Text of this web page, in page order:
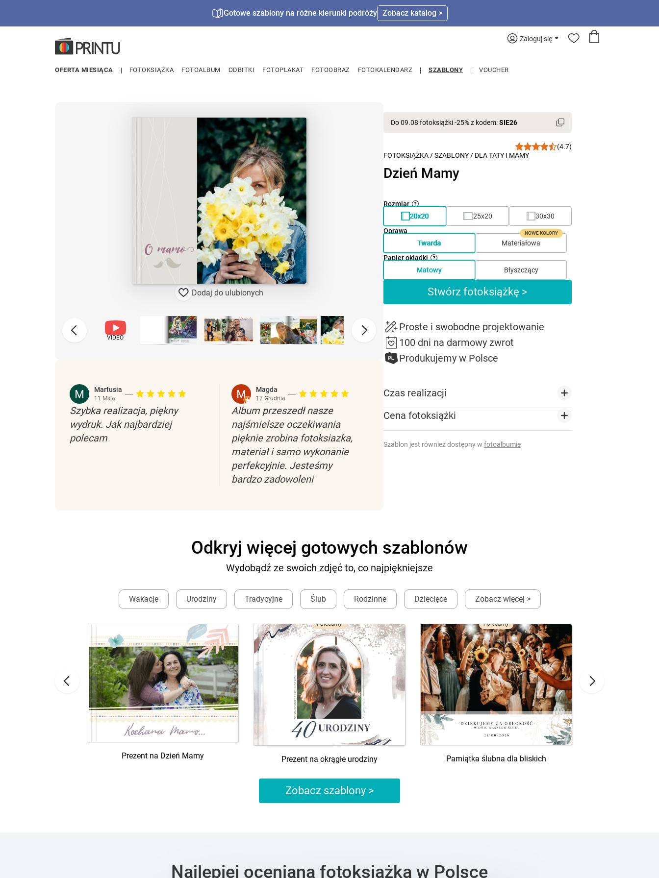
Gotowe szablony na różne kierunki podróży Zobacz katalog >
Zaloguj się
OFERTA MIESIĄCA FOTOKSIĄŻKA FOTOALBUM ODBITKI FOTOPLAKAT FOTOOBRAZ FOTOKALENDARZ SZABLONY VOUCHER
Dodaj do ulubionych
VIDEO
Martusia
11 Maja
Szybka realizacja, piękny
wydruk. Jak najbardziej
polecam
Magda
17 Grudnia
Album przeszedł nasze
najśmielsze oczekiwania
pięknie zrobina fotoksiazka,
materiał i samo wykonanie
perfekcyjnie. Jesteśmy
bardzo zadowoleni
Do 09.08 fotoksiążki -25% z kodem:SIE26
FOTOKSIĄŻKA /SZABLONY / DLA TATY I MAMY
(4.7)
Dzień Mamy
Rozmiar
20x20
25x20
30x30
Oprawa
Twarda
Materiałowa
NOWE KOLORY
Papier okładki
Matowy
Błyszczący
Stwórz fotoksiążkę >
Proste i swobodne projektowanie
100 dni na darmowy zwrot
Produkujemy w Polsce
Czas realizacji
Cena fotoksiążki
Szablon jest również dostępny w fotoalbumie
Odkryj więcej gotowych szablonów
Wydobądź ze swoich zdjęć to, co najpiękniejsze
Wakacje Urodziny Tradycyjne Ślub Rodzinne Dziecięce Zobacz więcej >
Prezent na Dzień Mamy
Polecamy
Prezent na okrągłe urodziny
Polecamy
Pamiątka ślubna dla bliskich
Zobacz szablony >
Najlepiej oceniana fotoksiążka w Polsce